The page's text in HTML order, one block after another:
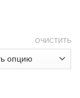
ОЧИСТИТЬ